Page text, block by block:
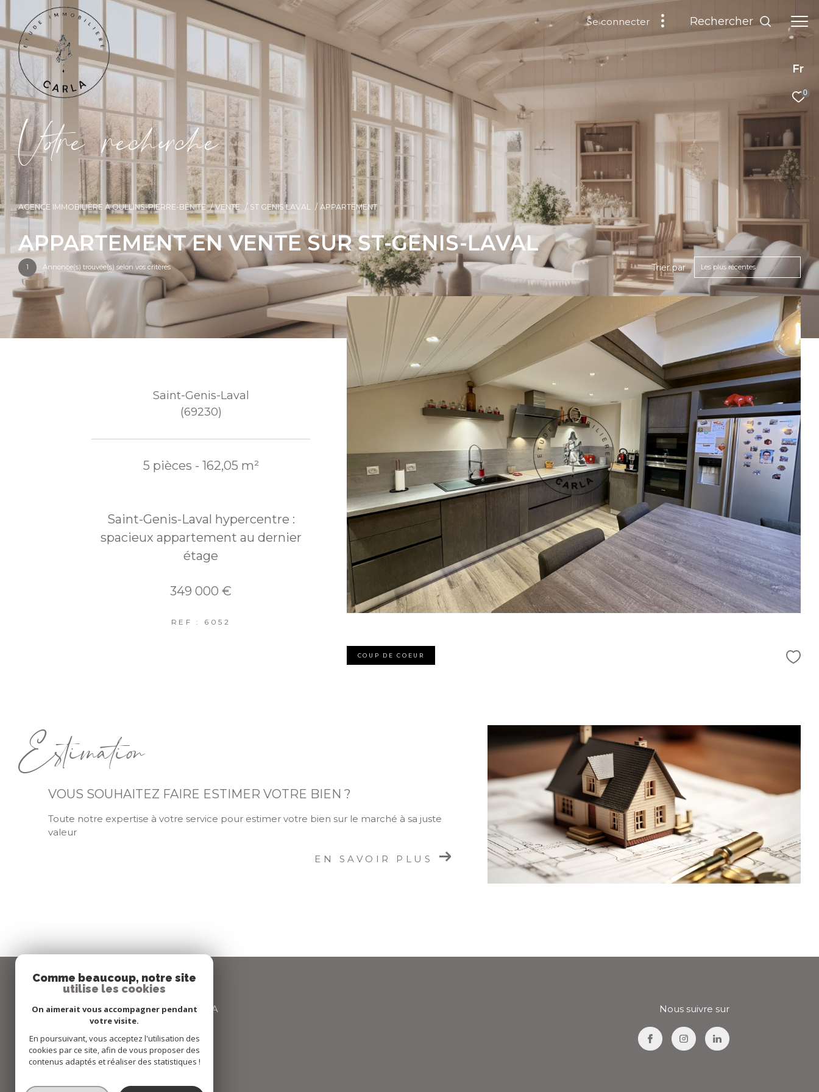
Fr
0
Se connecter Rechercher
Vore recece
AGENCE IMMOBILIÈRE À OULLINS-PIERRE-BÉNITE VENTE ST GENIS LAVAL APPARTEMENT
APPARTEMENT EN VENTE SUR ST-GENIS-LAVAL
1 Annonce(s) trouvée(s) selon vos critères Trier par Les plus récentes
Saint-Genis-Laval
(69230)
5 pièces - 162,05 m²
Saint-Genis-Laval hypercentre :
spacieux appartement au dernier
étage
349 000 €
REF : 6052
COUP DE COEUR
Estimation
VOUS SOUHAITEZ FAIRE ESTIMER VOTRE BIEN ?
Toute notre expertise à votre service pour estimer votre bien sur le marché à sa juste
valeur
EN SAVOIR PLUS
ETUDE IMMOBILIERE CARLA
04 72 66 67 68
agence@carlaimmo.com
159 GRANDE RUE
Nous suivre sur
Comme beaucoup, notre site
utilise les cookies
On aimerait vous accompagner pendant
votre visite.
En poursuivant, vous acceptez l'utilisation des
cookies par ce site, afin de vous proposer des
contenus adaptés et réaliser des statistiques !